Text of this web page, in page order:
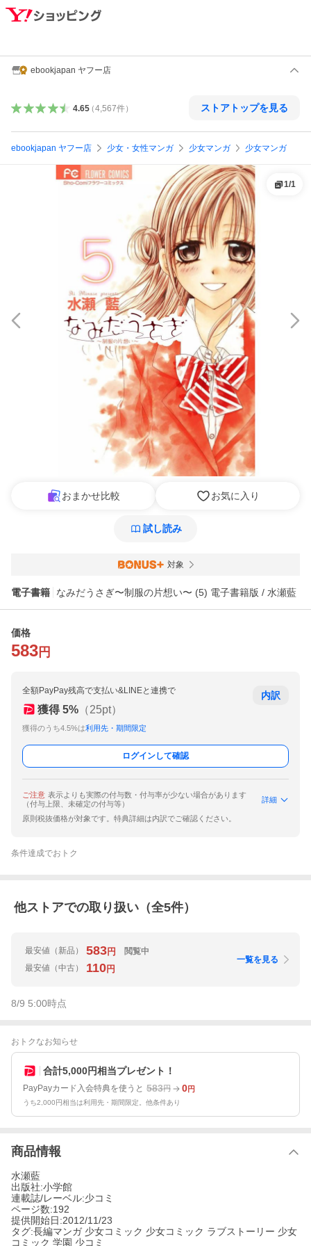
ebookjapan ヤフー店
4.65（4,567件） ストアトップを見る
ebookjapan ヤフー店 少女・女性マンガ 少女マンガ 少女マンガ
1/1
おまかせ比較 お気に入り
試し読み
対象
電子書籍 なみだうさぎ〜制服の片想い〜 (5) 電子書籍版 / 水瀬藍
価格
583 円
全額PayPay残高で支払い&LINEと連携で
獲得 5% （25pt）
獲得のうち4.5%は利用先・期間限定
内訳
ログインして確認
ご注意 表示よりも実際の付与数・付与率が少ない場合があります
（付与上限、未確定の付与等）
詳細
原則税抜価格が対象です。特典詳細は内訳でご確認ください。
条件達成でおトク
他ストアでの取り扱い（全5件）
最安値 （新品） 583円
閲覧中
最安値 （中古） 110円
一覧を見る
8/9 5:00時点
おトクなお知らせ
合計5,000円相当プレゼント！
PayPayカード入会特典を使うと 583円 0円
うち2,000円相当は利用先・期間限定。他条件あり
商品情報
水瀬藍
出版社:小学館
連載誌/レーベル:少コミ
ページ数:192
提供開始日:2012/11/23
タグ:長編マンガ 少女コミック 少女コミック ラブストーリー 少女
コミック 学園 少コミ